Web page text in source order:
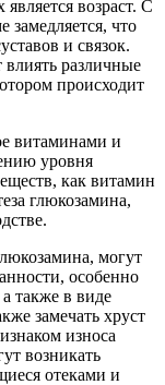
возраст. С
замедляется, что
и связок.
влиять различные
происходит
витаминами и
уровня
как витамин
глюкозамина,
могут
особенно
также в виде
замечать хруст
износа
возникать
отеками и